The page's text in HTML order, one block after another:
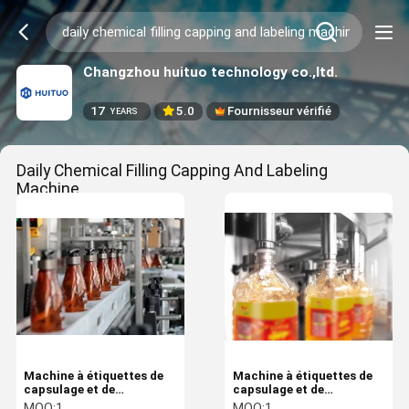
Changzhou huituo technology co.,ltd.
17 YEARS 5.0 Fournisseur vérifié
Daily Chemical Filling Capping And Labeling
Machine
Machine à étiquettes de
capsulage et de
remplissage de bouteilles
Machine à étiquettes de
capsulage et de
remplissage de bouteilles